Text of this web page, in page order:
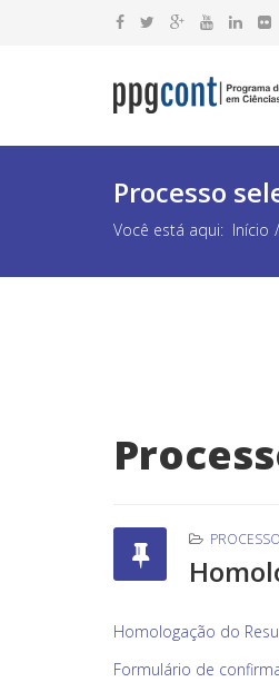
Processo
Você está aqui: Início
Homologação do
Formulário de